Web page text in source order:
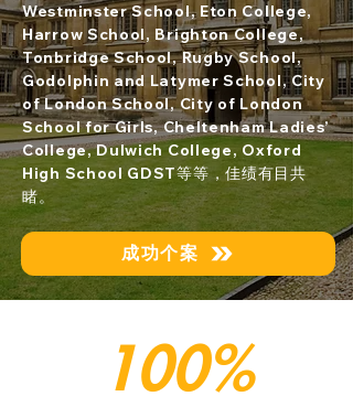
Westminster School, Eton College,
Harrow School, Brighton College,
Tonbridge School, Rugby School,
Godolphin and Latymer School, City
of London School, City of London
School for Girls, Cheltenham Ladies’
College, Dulwich College, Oxford
High School GDST等等，佳绩有目共
睹。
成功个案
100%